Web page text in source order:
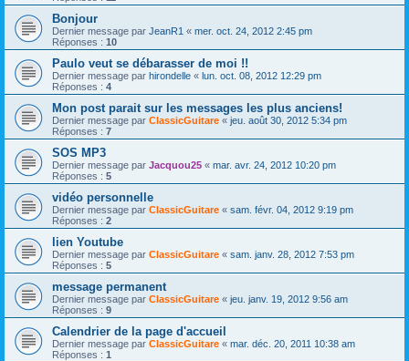
Bonjour
Dernier message par JeanR1 « mer. oct. 24, 2012 2:45 pm
Réponses : 10
Paulo veut se débarasser de moi !!
Dernier message par hirondelle « lun. oct. 08, 2012 12:29 pm
Réponses : 4
Mon post parait sur les messages les plus anciens!
Dernier message par ClassicGuitare « jeu. août 30, 2012 5:34 pm
Réponses : 7
SOS MP3
Dernier message par Jacquou25 « mar. avr. 24, 2012 10:20 pm
Réponses : 5
vidéo personnelle
Dernier message par ClassicGuitare « sam. févr. 04, 2012 9:19 pm
Réponses : 2
lien Youtube
Dernier message par ClassicGuitare « sam. janv. 28, 2012 7:53 pm
Réponses : 5
message permanent
Dernier message par ClassicGuitare « jeu. janv. 19, 2012 9:56 am
Réponses : 9
Calendrier de la page d'accueil
Dernier message par ClassicGuitare « mar. déc. 20, 2011 10:38 am
Réponses : 1